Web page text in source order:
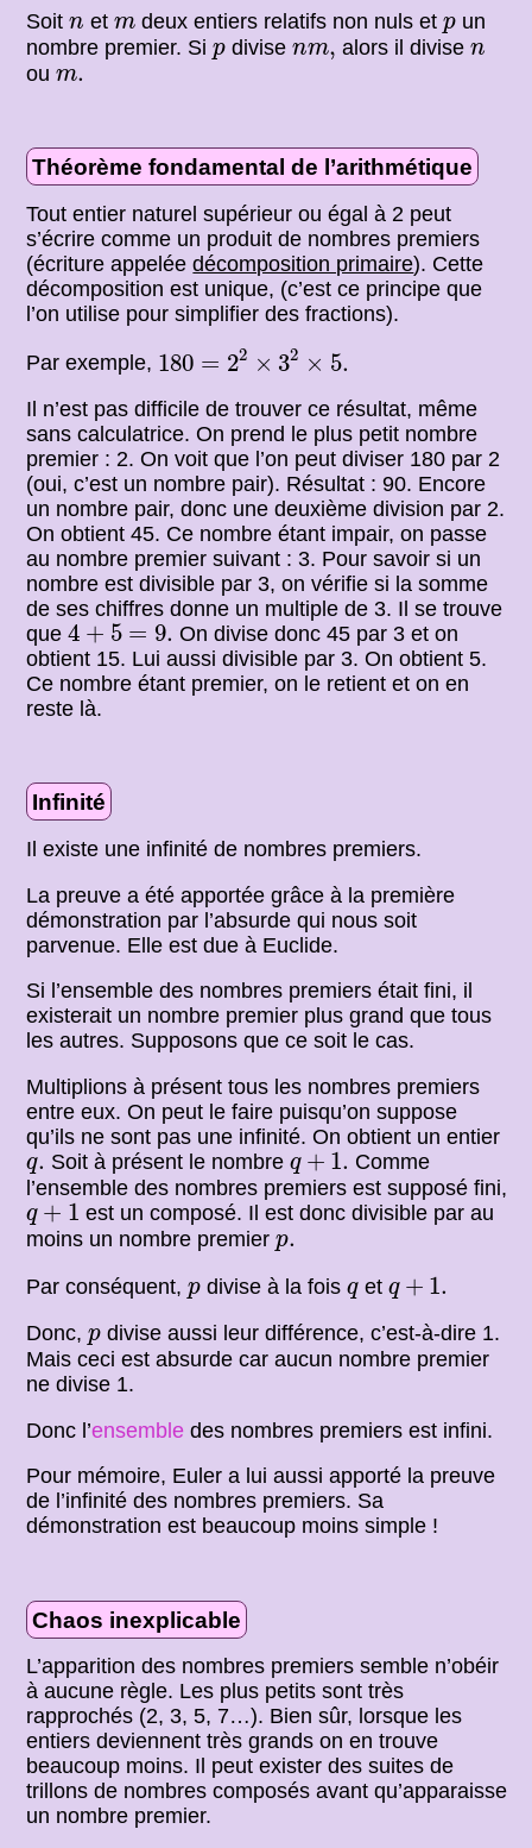
Soitn
n etm
m deux entiers relatifs non nuls etp
p un
nombre premier. Sip
p divisenm,
nm alors il divisen
n
oum.
m
Théorème fondamental de l’arithmétique
Tout entier naturel supérieur ou égal à 2 peut
s’écrire comme un produit de nombres premiers
(écriture appeléedécomposition primaire). Cette
décomposition est unique, (c’est ce principe que
l’on utilise pour simplifier des fractions).
Par exemple, 180 = 22 × 32 × 5.
180 22× 2×
Il n’est pas difficile de trouver ce résultat, même
sans calculatrice. On prend le plus petit nombre
premier : 2. On voit que l’on peut diviser 180 par 2
(oui, c’est un nombre pair). Résultat : 90. Encore
un nombre pair, donc une deuxième division par 2.
On obtient 45. Ce nombre étant impair, on passe
au nombre premier suivant : 3. Pour savoir si un
nombre est divisible par 3, on vérifie si la somme
de ses chiffres donne un multiple de 3. Il se trouve
que4 + 5 = 9.
4+5=9.
On divise donc 45 par 3 et on
obtient 15. Lui aussi divisible par 3. On obtient 5.
Ce nombre étant premier, on le retient et on en
reste là.
Infinité
Il existe une infinité de nombres premiers.
La preuve a été apportée grâce à la première
démonstration par l’absurde qui nous soit
parvenue. Elle est due à Euclide.
Si l’ensemble des nombres premiers était fini, il
existerait un nombre premier plus grand que tous
les autres. Supposons que ce soit le cas.
Multiplions à présent tous les nombres premiers
entre eux. On peut le faire puisqu’on suppose
qu’ils ne sont pas une infinité. On obtient un entier
q.
q Soit à présent le nombre q + 1.
q+1.
Comme
l’ensemble des nombres premiers est supposé fini,
q + 1
q+1
est un composé. Il est donc divisible par au
moins un nombre premierp.
p
Par conséquent,p
p divise à la foisq
qet q + 1.
q + 1.
Donc,p
p divise aussi leur différence, c’est-à-dire 1.
Mais ceci est absurde car aucun nombre premier
ne divise 1.
Donc l’ensemble des nombres premiers est infini.
Pour mémoire, Euler a lui aussi apporté la preuve
de l’infinité des nombres premiers. Sa
démonstration est beaucoup moins simple !
Chaos inexplicable
L’apparition des nombres premiers semble n’obéir
à aucune règle. Les plus petits sont très
rapprochés (2, 3, 5, 7…). Bien sûr, lorsque les
entiers deviennent très grands on en trouve
beaucoup moins. Il peut exister des suites de
trillons de nombres composés avant qu’apparaisse
un nombre premier.